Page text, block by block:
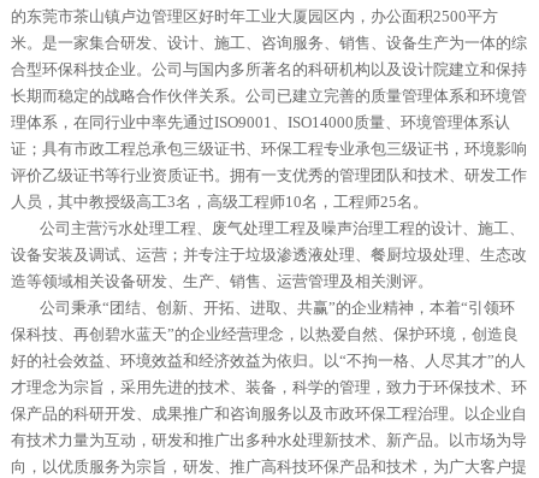
的东莞市茶山镇卢边管理区好时年工业大厦园区内，办公面积2500平方
米。是一家集合研发、设计、施工、咨询服务、销售、设备生产为一体的综
合型环保科技企业。 公司与国内多所著名的科研机构以及设计院建立和保持
长期而稳定的战略合作伙伴关系。公司已建立完善的质量管理体系和环境管
理体系，在同行业中率先通过ISO9001、ISO14000质量、环境管理体系认
证；具有市政工程总承包三级证书、环保工程专业承包三级证书，环境影响
评价乙级证书等行业资质证书。拥有一支优秀的管理团队和技术、研发工作
人员，其中教授级高工3名，高级工程师10名，工程师25名。
公司主营污水处理工程、废气处理工程及噪声治理工程的设计、施工、
设备安装及调试、运营；并专注于垃圾渗透液处理、餐厨垃圾处理、生态改
造等领域相关设备研发、生产、销售、运营管理及相关测评。
公司秉承“团结、创新、开拓、进取、共赢”的企业精神，本着“引领环
保科技、再创碧水蓝天”的企业经营理念，以热爱自然、保护环境，创造良
好的社会效益、环境效益和经济效益为依归。以“不拘一格、人尽其才”的人
才理念为宗旨，采用先进的技术、装备，科学的管理，致力于环保技术、环
保产品的科研开发、成果推广和咨询服务以及市政环保工程治理。以企业自
有技术力量为互动，研发和推广出多种水处理新技术、新产品。以市场为导
向，以优质服务为宗旨，研发、推广高科技环保产品和技术，为广大客户提